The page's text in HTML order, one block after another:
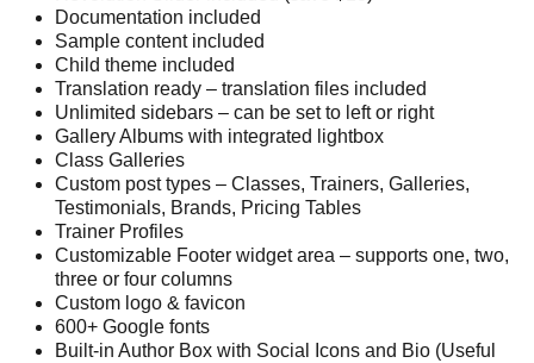
Documentation included
Sample content included
Child theme included
Translation ready – translation files included
Unlimited sidebars – can be set to left or right
Gallery Albums with integrated lightbox
Class Galleries
Custom post types – Classes, Trainers, Galleries,
Testimonials, Brands, Pricing Tables
Trainer Profiles
Customizable Footer widget area – supports one, two,
three or four columns
Custom logo & favicon
600+ Google fonts
Built-in Author Box with Social Icons and Bio (Useful